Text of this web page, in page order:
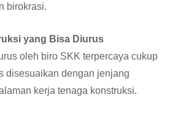
birokrasi.
yang Bisa Diurus
oleh biro SKK terpercaya cukup
disesuaikan dengan jenjang
kerja tenaga konstruksi.